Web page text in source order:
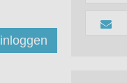
inloggen